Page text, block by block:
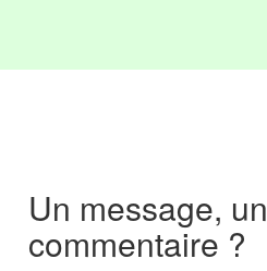
Un message, un
commentaire ?